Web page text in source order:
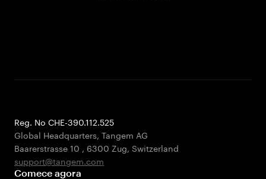
Reg. No CHE-390.112.525
Global Headquarters, Tangem AG
Baarerstrasse 10 , 6300 Zug, Switzerland
support@tangem.com
Comece agora